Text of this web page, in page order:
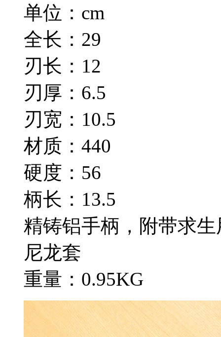
单位：cm
全长：29
刃长：12
刃厚：6.5
刃宽：10.5
材质：440
硬度：56
柄长：13.5
精铸铝手柄，附带求生
尼龙套
重量：0.95KG